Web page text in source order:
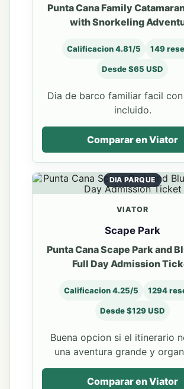
Punta Cana Family
with Snorkeling
Calificacion 4.81/5 149
Desde $65 USD
Dia de barco familiar facil
incluido.
Comparar en Viator
DIA PARQUE
VIATOR
Scape Park
Punta Cana Scape Park and
Full Day Admission
Calificacion 4.25/5 1294
Desde $129 USD
Buena opcion si el itinerario
una aventura grande y
Comparar en Viator